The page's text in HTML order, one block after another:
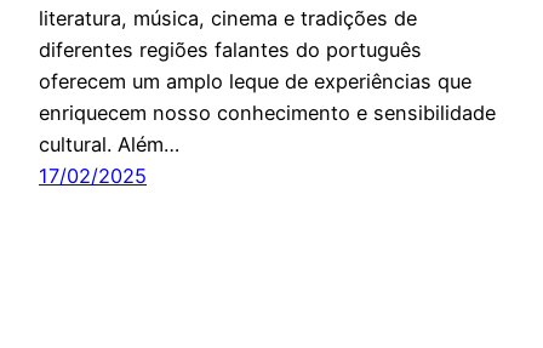
literatura, música, cinema e tradições de
diferentes regiões falantes do português
oferecem um amplo leque de experiências que
enriquecem nosso conhecimento e sensibilidade
cultural. Além…
17/02/2025